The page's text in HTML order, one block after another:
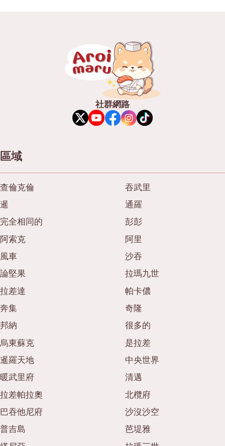
社群網路
區域
查倫克倫
吞武里
暹
通羅
完全相同的
彭彭
阿索克
阿里
風車
沙吞
論堅果
拉瑪九世
拉差達
帕卡儂
奔集
奇隆
邦納
很多的
烏東蘇克
是拉差
暹羅天地
中央世界
暖武里府
清邁
拉差帕拉奧
北欖府
巴吞他尼府
沙沒沙空
普吉島
芭堤雅